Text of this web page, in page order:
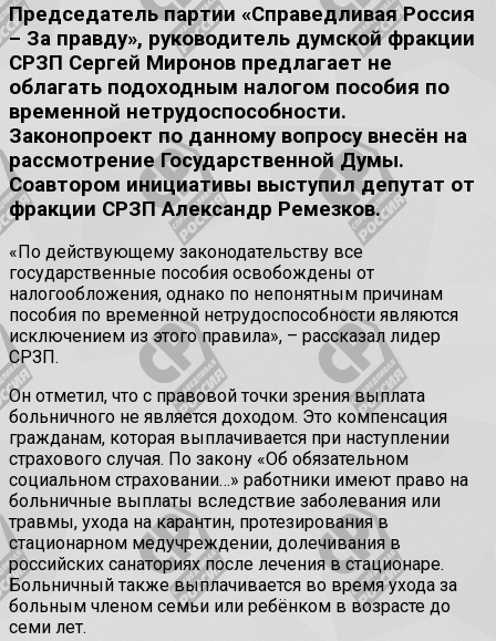
Председатель партии «Справедливая Россия
– За правду», руководитель думской фракции
СРЗП Сергей Миронов предлагает не
облагать подоходным налогом пособия по
временной нетрудоспособности.
Законопроект по данному вопросу внесён на
рассмотрение Государственной Думы.
Соавтором инициативы выступил депутат от
фракции СРЗП Александр Ремезков.
«По действующему законодательству все
государственные пособия освобождены от
налогообложения, однако по непонятным причинам
пособия по временной нетрудоспособности являются
исключением из этого правила», – рассказал лидер
СРЗП.
Он отметил, что с правовой точки зрения выплата
больничного не является доходом. Это компенсация
гражданам, которая выплачивается при наступлении
страхового случая. По закону «Об обязательном
социальном страховании…» работники имеют право на
больничные выплаты вследствие заболевания или
травмы, ухода на карантин, протезирования в
стационарном медучреждении, долечивания в
российских санаториях после лечения в стационаре.
Больничный также выплачивается во время ухода за
больным членом семьи или ребёнком в возрасте до
семи лет.